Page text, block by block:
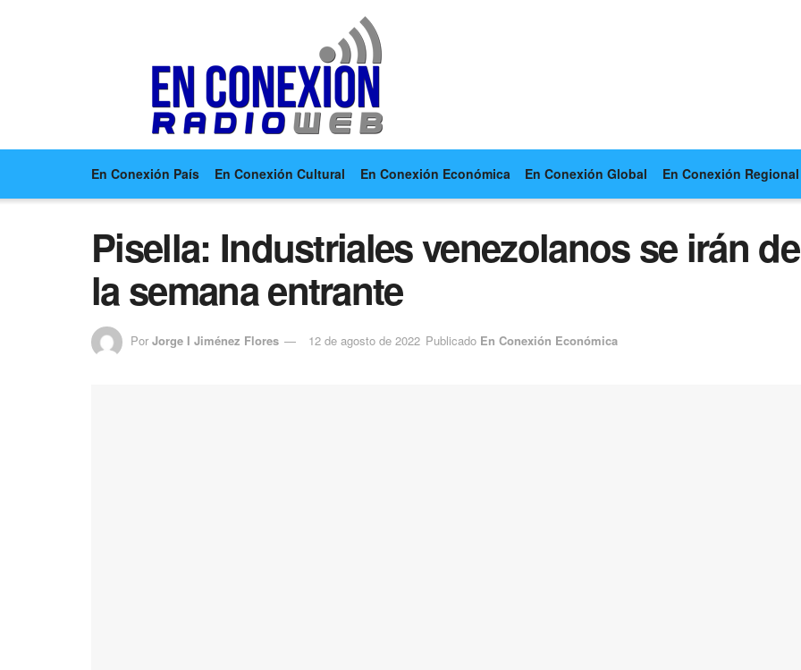
En Conexión País En Conexión Cultural En Conexión Económica En Conexión Global En Conexión Regional
Pisella: Industriales venezolanos se irán
la semana entrante
Por Jorge I Jiménez Flores 12 de agosto de 2022 Publicado En Conexión Económica